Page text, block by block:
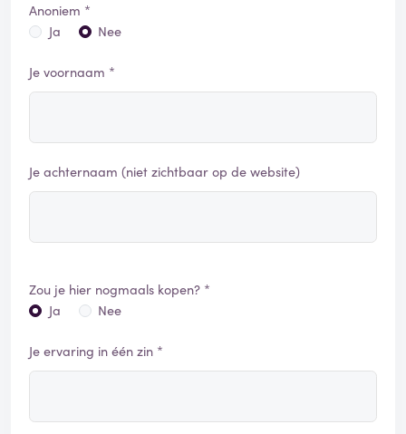
Anoniem *
Ja
Nee
Je voornaam *
Je achternaam (niet zichtbaar op de website)
Zou je hier nogmaals kopen? *
Ja
Nee
Je ervaring in één zin *